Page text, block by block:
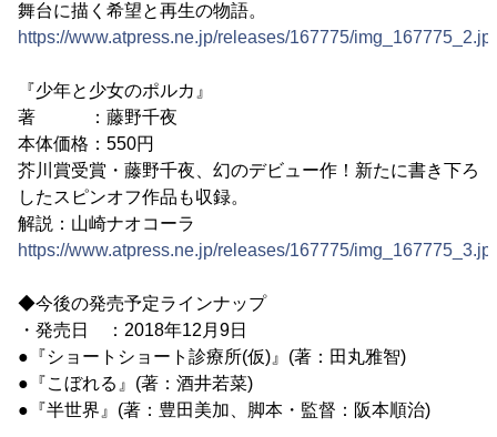
舞台に描く希望と再生の物語。
https://www.atpress.ne.jp/releases/167775/
『少年と少女のポルカ』
著 ：藤野千夜
本体価格：550円
芥川賞受賞・藤野千夜、幻のデビュー作！新たに書き下ろ
したスピンオフ作品も収録。
解説：山崎ナオコーラ
https://www.atpress.ne.jp/releases/167775/
◆今後の発売予定ラインナップ
・発売日 ：2018年12月9日
●『ショートショート診療所(仮)』(著：田丸雅智)
●『こぼれる』(著：酒井若菜)
●『半世界』(著：豊田美加、脚本・監督：阪本順治)